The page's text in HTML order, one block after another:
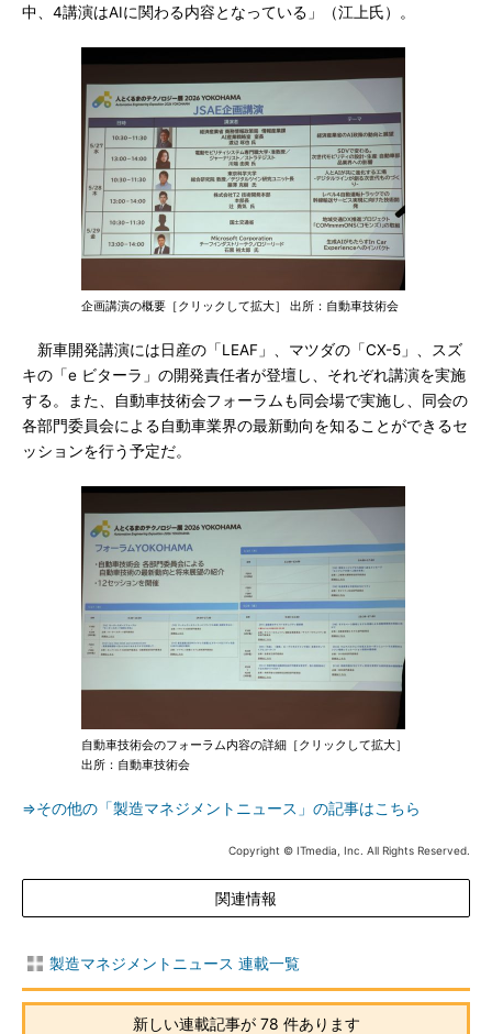
中、4講演はAIに関わる内容となっている」（江上氏）。
企画講演の概要［クリックして拡大］ 出所：自動車技術会
新車開発講演には日産の「LEAF」、マツダの「CX-5」、スズ
キの「e ビターラ」の開発責任者が登壇し、それぞれ講演を実施
する。また、自動車技術会フォーラムも同会場で実施し、同会の
各部門委員会による自動車業界の最新動向を知ることができるセ
ッションを行う予定だ。
自動車技術会のフォーラム内容の詳細［クリックして拡大］
出所：自動車技術会
⇒その他の「製造マネジメントニュース」の記事はこちら
Copyright © ITmedia, Inc. All Rights Reserved.
関連情報
製造マネジメントニュース 連載一覧
新しい連載記事が 78 件あります